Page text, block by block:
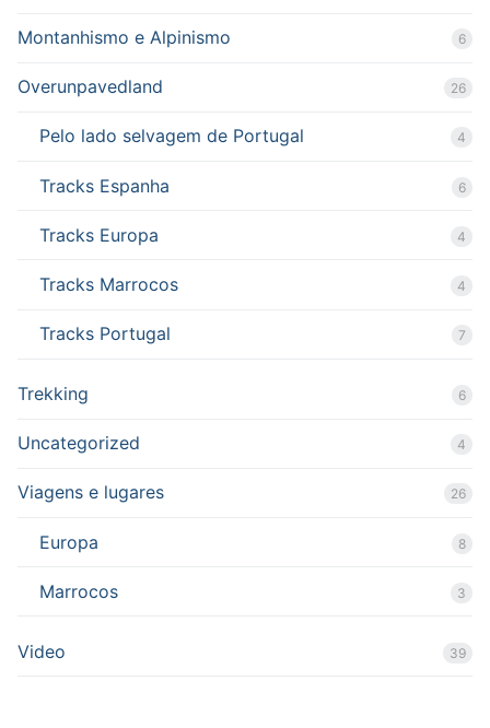
Montanhismo e Alpinismo 6
Overunpavedland 26
Pelo lado selvagem de Portugal 4
Tracks Espanha 6
Tracks Europa 4
Tracks Marrocos 4
Tracks Portugal 7
Trekking 6
Uncategorized 4
Viagens e lugares 26
Europa 8
Marrocos 3
Video 39